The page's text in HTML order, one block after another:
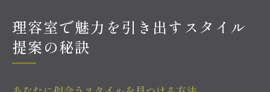
理容室で魅力を引き出すスタイル
提案の秘訣